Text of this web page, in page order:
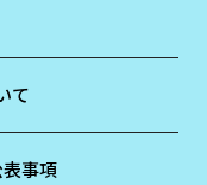
て
事項